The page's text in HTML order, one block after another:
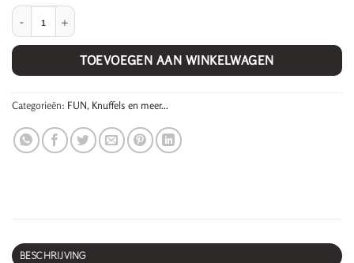
Pompom sleutelhanger fuchsia. aantal
TOEVOEGEN AAN WINKELWAGEN
Categorieën: FUN, Knuffels en meer...
BESCHRIJVING